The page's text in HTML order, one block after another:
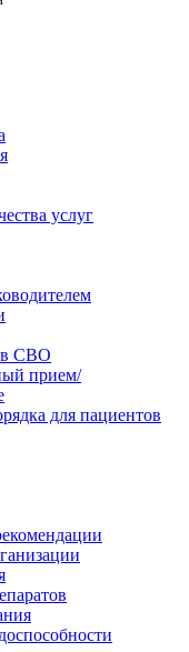
услуг
СВО
прием/
для пациентов